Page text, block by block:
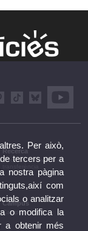
Recerca
Recerca, innovació i
Campus
Campus
Per això,
tercers per a
nostra pàgina
com
o analitzar
o modifica la
a obtenir més